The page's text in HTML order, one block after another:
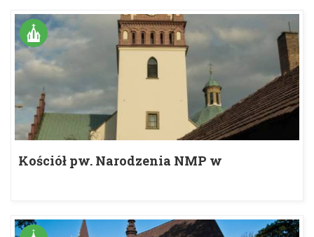
Kościół pw. Narodzenia NMP w
Myślenicach